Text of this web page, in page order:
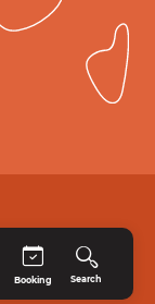
Booking Search